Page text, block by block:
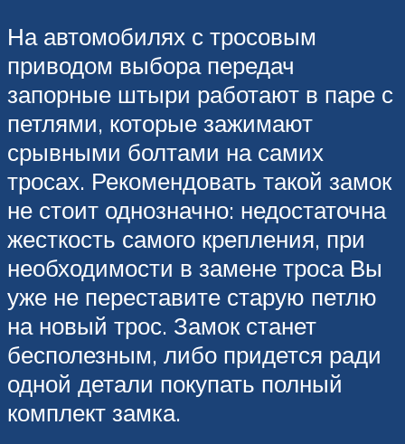
На автомобилях с тросовым
приводом выбора передач
запорные штыри работают в паре с
петлями, которые зажимают
срывными болтами на самих
тросах. Рекомендовать такой замок
не стоит однозначно: недостаточна
жесткость самого крепления, при
необходимости в замене троса Вы
уже не переставите старую петлю
на новый трос. Замок станет
бесполезным, либо придется ради
одной детали покупать полный
комплект замка.